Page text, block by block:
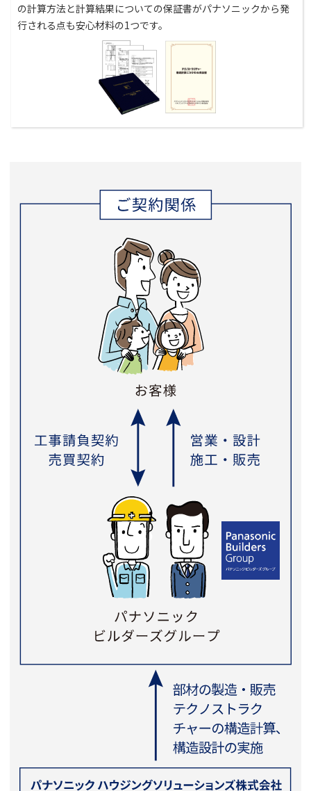
の計算方法と計算結果についての保証書がパナソニックから発
行される点も安心材料の1つです。